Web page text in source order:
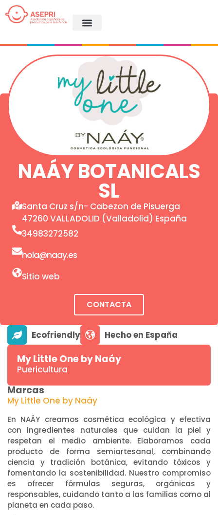
My Little One by Naáy
Puericultura
Marcas
My Little One by Naáy
En NAÁY creamos cosmética ecológica y efectiva
con ingredientes naturales que cuidan la piel y
respetan el medio ambiente. Elaboramos cada
producto de forma semiartesanal, combinando
ciencia y tradición botánica, evitando tóxicos y
fomentando la sostenibilidad. Nuestro compromiso
es ofrecer fórmulas seguras, orgánicas y
responsables, cuidando tanto a las familias como al
planeta en cada paso.
NAÁY BOTANICALS
SL
Santa Cruz s/n- Cabezon de Pisuerga
47260 VALLADOLID (Valladolid) España
34983272582
hola@naay.es
Sitio web
CONTACTA